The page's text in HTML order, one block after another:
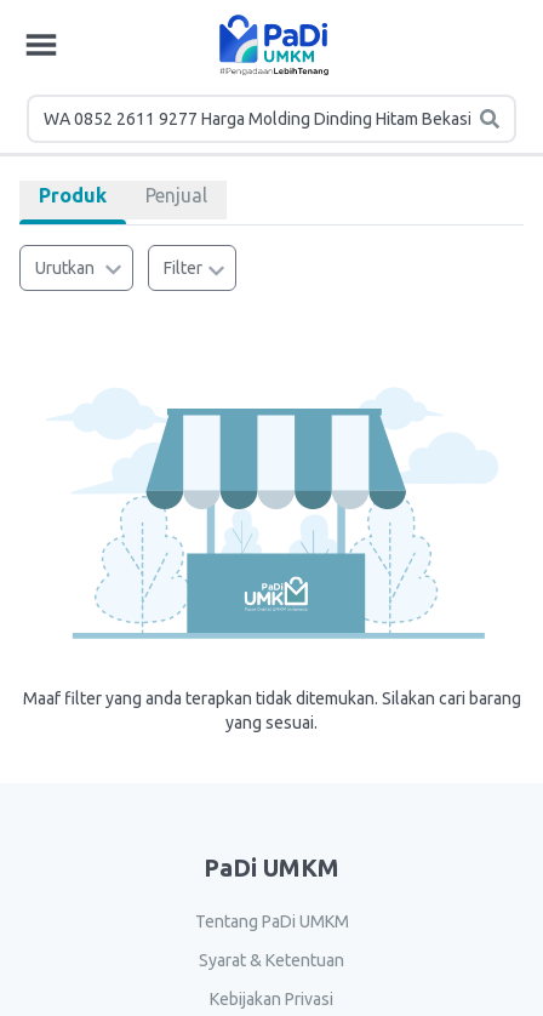
Produk Penjual
Urutkan Filter
Maaf filter yang anda terapkan tidak ditemukan. Silakan cari barang
yang sesuai.
PaDi UMKM
Tentang PaDi UMKM
Syarat & Ketentuan
Kebijakan Privasi